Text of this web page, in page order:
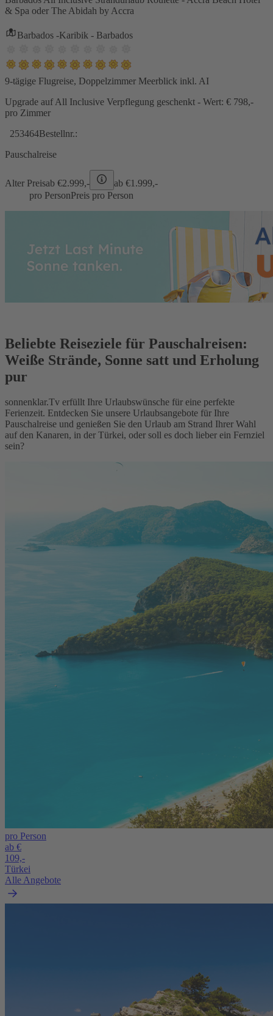
& Spa oder The Abidah by Accra
Barbados -Karibik - Barbados
9-tägige Flugreise, Doppelzimmer Meerblick inkl. AI
Upgrade auf All Inclusive Verpflegung geschenkt - Wert: € 798,-
pro Zimmer
253464Bestellnr.:
Pauschalreise
Alter Preisab €2.999,- ab €1.999,-
pro PersonPreis pro Person
Beliebte Reiseziele für Pauschalreisen:
Weiße Strände, Sonne satt und Erholung
pur
sonnenklar.Tv erfüllt Ihre Urlaubswünsche für eine perfekte
Ferienzeit. Entdecken Sie unsere Urlaubsangebote für Ihre
Pauschalreise und genießen Sie den Urlaub am Strand Ihrer Wahl
auf den Kanaren, in der Türkei, oder soll es doch lieber ein Fernziel
sein?
pro Person
ab €
109,-
Türkei
Alle Angebote